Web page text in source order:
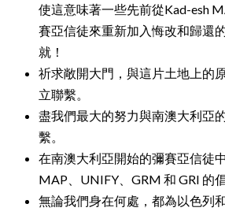
使這意味著一些先前從Kad-esh
賽亞信徒來重新加入悔改和歸還
就！
祈求敞開大門，與這片土地上的
立聯繫。
盡我們最大的努力與南澳大利亞
繫。
在南澳大利亞開始的彌賽亞信徒
MAP、UNIFY、GRM 和 GRI 的倡
無論我們身在何處，都為以色列